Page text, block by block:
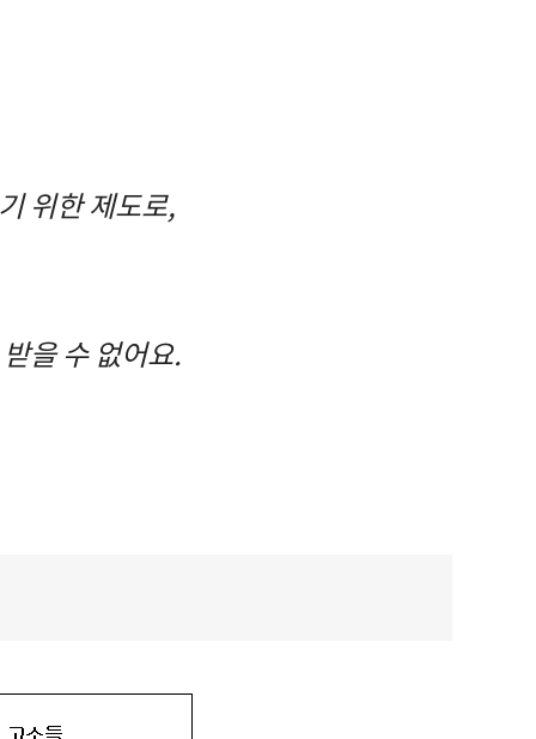
위한 제도로,
을 수 없어요.